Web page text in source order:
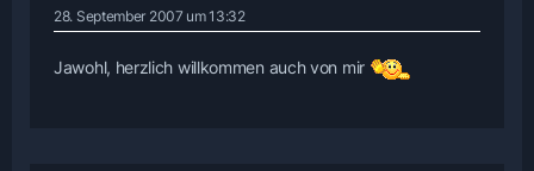
28. September 2007 um 13:32
Jawohl, herzlich willkommen auch von mir